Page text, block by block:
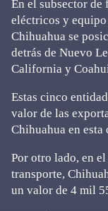
En el subsector de
eléctricos y
Chihuahua se
detrás de Nuevo
California y
Estas cinco
valor de las
Chihuahua en
Por otro lado, en
transporte,
un valor de 4 mil